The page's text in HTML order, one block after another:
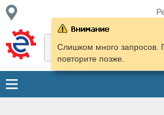
Слишком много запросов.
повторите позже.